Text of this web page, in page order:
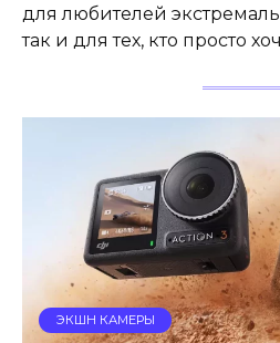
для любителей
так и для тех, кто просто
ЭКШН КАМЕРЫ